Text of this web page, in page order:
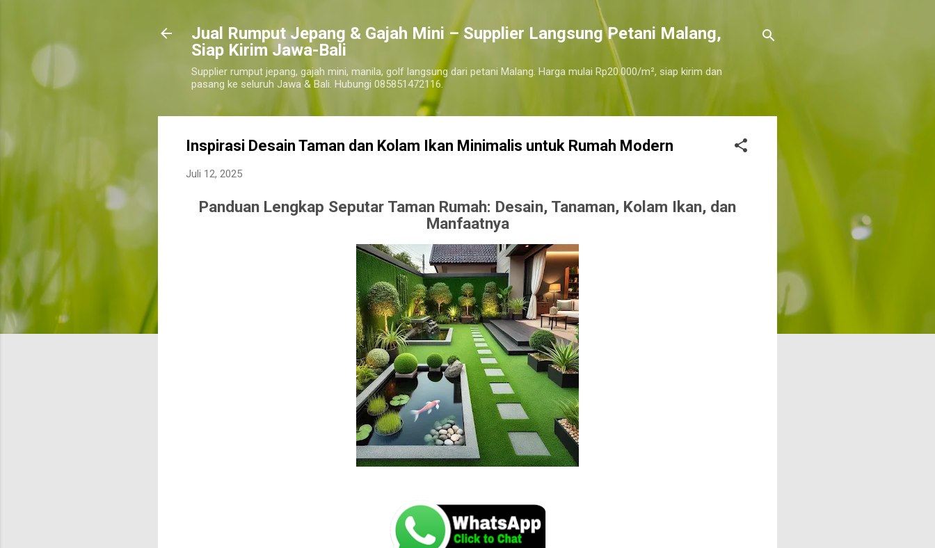
Langsung ke konten utama
​Jual Rumput Jepang & Gajah Mini – Supplier Langsung Petani Malang,
Siap Kirim Jawa-Bali
Supplier rumput jepang, gajah mini, manila, golf langsung dari petani Malang. Harga mulai Rp20.000/m², siap kirim dan
pasang ke seluruh Jawa & Bali. Hubungi 085851472116.
Inspirasi Desain Taman dan Kolam Ikan Minimalis untuk Rumah Modern
Juli 12, 2025
Panduan Lengkap Seputar Taman Rumah: Desain, Tanaman, Kolam Ikan, dan
Manfaatnya